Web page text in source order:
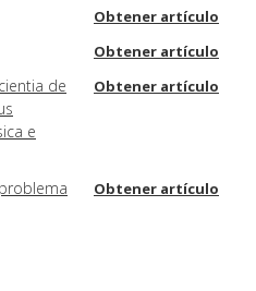
Obtener artículo
Obtener artículo
de
e
Obtener artículo
Obtener artículo